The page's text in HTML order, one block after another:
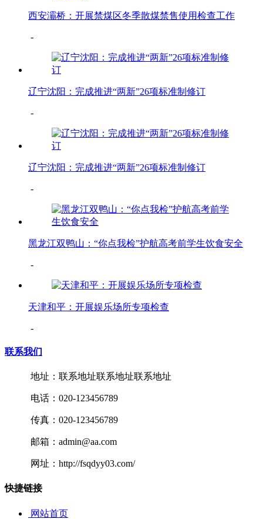
西安灞桥：开展禁煤区冬季散煤禁售使用检查工作
-
辽宁沈阳：完成推进“两新”26项标准制修订
-
辽宁沈阳：完成推进“两新”26项标准制修订
-
黑龙江双鸭山：“你点我检”护航高考前学生饮食安全
-
天津和平：开展娱乐场所专项检查
-
联系我们
地址：联系地址联系地址联系地址
电话：020-123456789
传真：020-123456789
邮箱：admin@aa.com
网址：http://fsqdyy03.com/
快捷链接
网站首页